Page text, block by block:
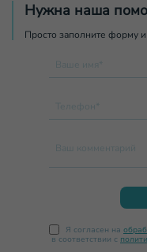
Нужна наша
Просто заполните форму
Ваше имя*
Телефон*
Ваш комментарий
Я согласен на
в соответствии с